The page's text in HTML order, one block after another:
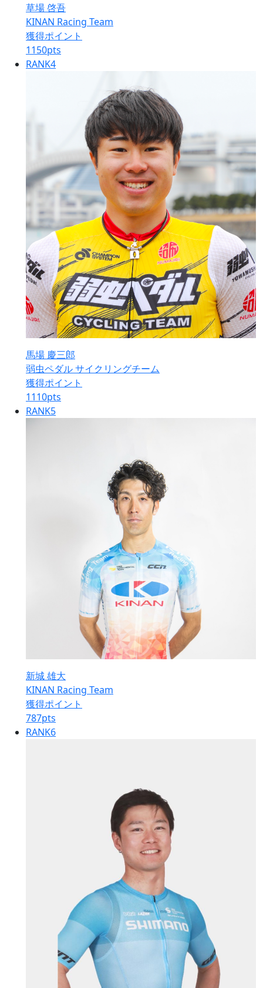
草場 啓吾
KINAN Racing Team
獲得ポイント
1150pts
RANK4
馬場 慶三郎
弱虫ペダル サイクリングチーム
獲得ポイント
1110pts
RANK5
新城 雄大
KINAN Racing Team
獲得ポイント
787pts
RANK6